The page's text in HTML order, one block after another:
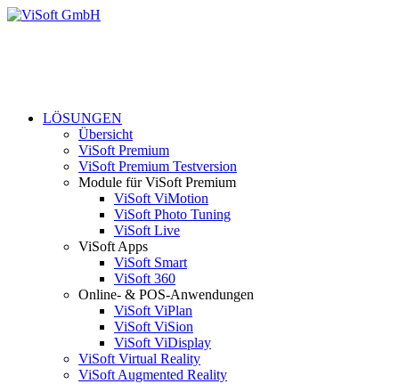
LÖSUNGEN
Übersicht
ViSoft Premium
ViSoft Premium Testversion
Module für ViSoft Premium
ViSoft ViMotion
ViSoft Photo Tuning
ViSoft Live
ViSoft Apps
ViSoft Smart
ViSoft 360
Online- & POS-Anwendungen
ViSoft ViPlan
ViSoft ViSion
ViSoft ViDisplay
ViSoft Virtual Reality
ViSoft Augmented Reality